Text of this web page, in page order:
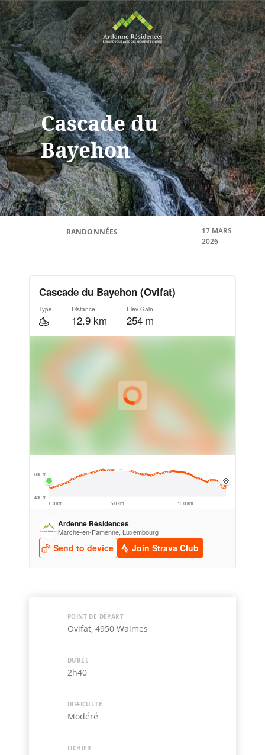
Cascade du
Bayehon
RANDONNÉES
17 MARS
2026
POINT DE DÉPART
Ovifat, 4950 Waimes
DURÉE
2h40
DIFFICULTÉ
Modéré
FICHIER